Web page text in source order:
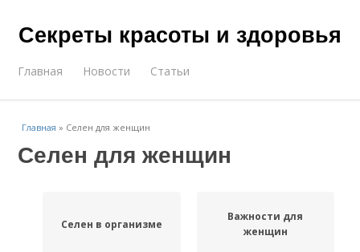
Секреты красоты и здоровья
Главная Новости Статьи
Главная » Селен для женщин
Селен для женщин
Селен в организме
Важности для
женщин